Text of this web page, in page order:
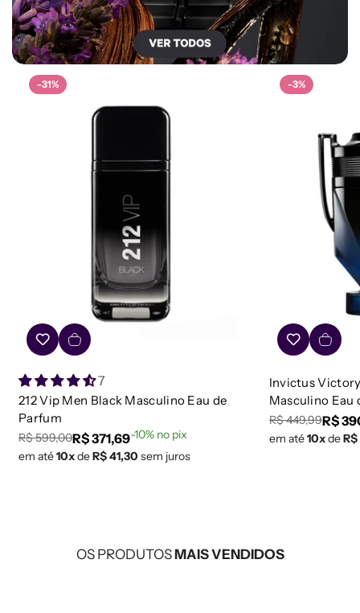
-31%
7
212 Vip Men Black Masculino Eau de
Parfum
Preço
regular
R$ 599,00
Preço
de
R$ 371,69-10% no pix
em até10xdeR$ 41,30 sem juros
-3%
Invictus
Masculino Eau
Preço
regular
R$ 449,99
Preço
de
R$
em até10xde
OS PRODUTOSMAIS VENDIDOS
Confirm your age
Are you 18 years old or older?
No, I'm not